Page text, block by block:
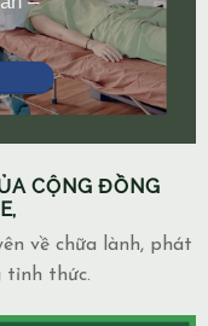
CỘNG ĐỒNG
về chữa lành, phát
tỉnh thức.